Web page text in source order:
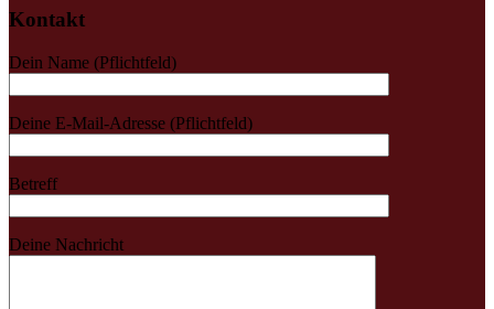
Kontakt
Dein Name (Pflichtfeld)
Deine E-Mail-Adresse (Pflichtfeld)
Betreff
Deine Nachricht